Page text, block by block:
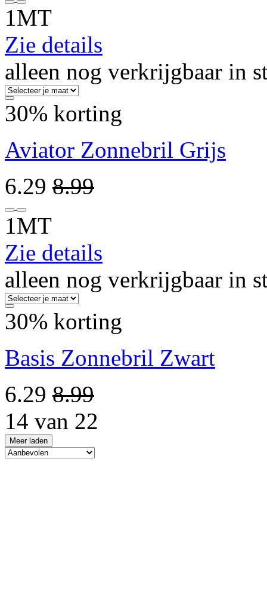
1MT
Zie details
alleen nog verkrijgbaar in
30% korting
Aviator Zonnebril Grijs
6.29 8.99
1MT
Zie details
alleen nog verkrijgbaar in
30% korting
Basis Zonnebril Zwart
6.29 8.99
14 van 22
Meer laden